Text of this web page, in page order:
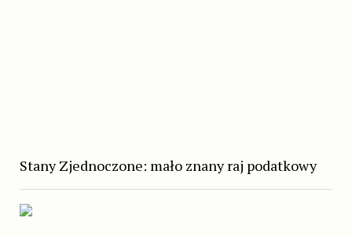
Stany Zjednoczone: mało znany raj podatkowy